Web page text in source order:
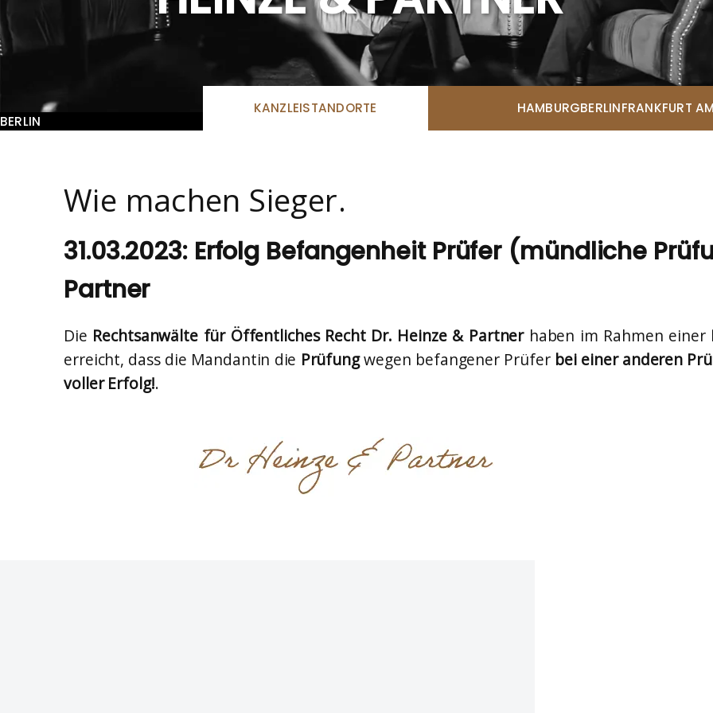
KANZLEISTANDORTE HAMBURGBERLINFRANKFURT
BERLIN
Wie machen Sieger.
31.03.2023: Erfolg Befangenheit Prüfer (mündliche
Partner
Die Rechtsanwälte für Öffentliches Recht Dr. Heinze & Partnerhaben im Rahmen einer
erreicht, dass die Mandantin die Prüfungwegen befangener Prüfer bei einer anderen
voller Erfolg!.